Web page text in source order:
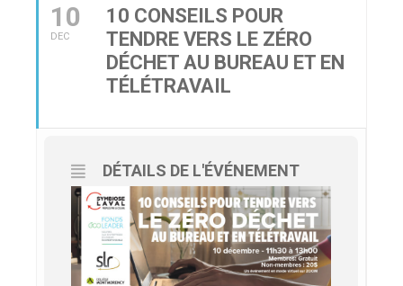
10
DEC
10 CONSEILS POUR
TENDRE VERS LE ZÉRO
DÉCHET AU BUREAU ET EN
TÉLÉTRAVAIL
DÉTAILS DE L'ÉVÉNEMENT